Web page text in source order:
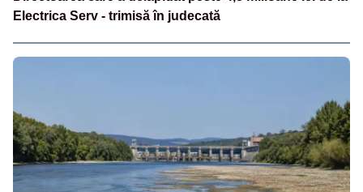
Electrica Serv - trimisă în judecată